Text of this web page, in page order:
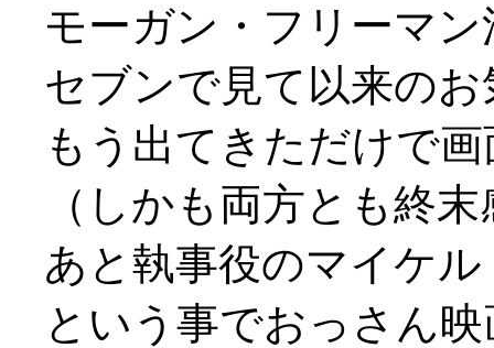
モーガン・フリーマ
セブンで見て以来の
もう出てきただけで
（しかも両方とも終
あと執事役のマイケ
という事でおっさん